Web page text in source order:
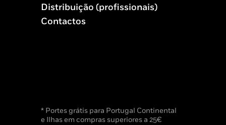
Distribuição (profissionais)
Contactos
* Portes grátis para Portugal Continental
e Ilhas em compras superiores a 25€